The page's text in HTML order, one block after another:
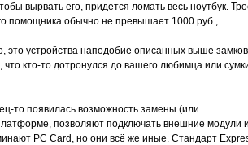
вырвать его, придется ломать весь ноутбук.
помощника обычно не превышает 1000 руб.,
это устройства наподобие описанных выше
кто-то дотронулся до вашего любимца или
то появилась возможность замены (или
позволяют подключать внешние модули
PC Card, но они всё же иные. Стандарт